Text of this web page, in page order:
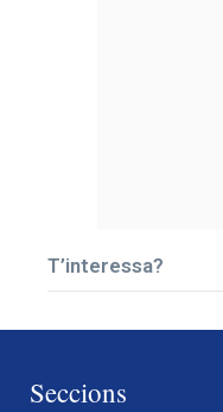
T’interessa?
Seccions